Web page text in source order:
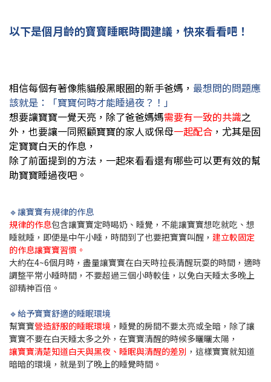
以下是個月齡的寶寶睡眠時間建議，快來看看吧！
相信每個有著像熊貓般黑眼圈的新手爸媽， 最想問的問題應
該就是：「寶寶何時才能睡過夜？！」
想要讓寶寶一覺天亮，除了爸爸媽媽需要有一致的共識之
外，也要讓一同照顧寶寶的家人或保母一起配合 ，尤其是固
定寶寶白天的作息，
除了前面提到的方法，一起來看看還有哪些可以更有效的幫
助寶寶睡過夜吧。
🔹讓寶寶有規律的作息
規律的作息包含讓寶寶定時喝奶、睡覺，不能讓寶寶想吃就吃、想
睡就睡，即便是中午小睡，時間到了也要把寶寶叫醒， 建立較固定
的作息讓寶寶習慣。
大約在4~6個月時，盡量讓寶寶在白天時拉長清醒玩耍的時間，適時
調整平常小睡時間，不要超過三個小時較佳，以免白天睡太多晚上
卻精神百倍。
🔹給予寶寶舒適的睡眠環境
幫寶寶營造舒服的睡眠環境 ，睡覺的房間不要太亮或全暗，除了讓
寶寶不要在白天睡太多之外，在寶寶清醒的時候多曬曬太陽，
讓寶寶清楚知道白天與黑夜、睡眠與清醒的差別 ，這樣寶寶就知道
暗暗的環境，就是到了晚上的睡覺時間。